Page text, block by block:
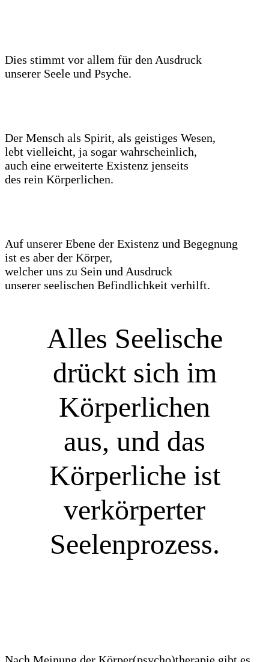
Dies stimmt vor allem für den Ausdruck
unserer Seele und Psyche.
Der Mensch als Spirit, als geistiges Wesen,
lebt vielleicht, ja sogar wahrscheinlich,
auch eine erweiterte Existenz jenseits
des rein Körperlichen.
Auf unserer Ebene der Existenz und Begegnung
ist es aber der Körper,
welcher uns zu Sein und Ausdruck
unserer seelischen Befindlichkeit verhilft.
Alles Seelische
drückt sich im
Körperlichen
aus, und das
Körperliche ist
verkörperter
Seelenprozess.